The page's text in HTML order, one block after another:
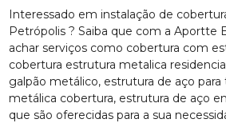
Interessado em instalação de
Petrópolis ? Saiba que com a Aportte
achar serviços como cobertura com
cobertura estrutura metalica
galpão metálico, estrutura de aço
metálica cobertura, estrutura de aço
que são oferecidas para a sua